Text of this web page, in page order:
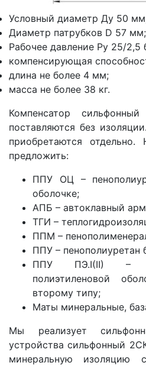
Условный диаметр Ду 50
Диаметр патрубков D 57 мм;
Рабочее давление Ру 25/
компенсирующая
длина не более 4 мм;
масса не более 38 кг.
Компенсатор сильфонный
поставляются без
приобретаются
предложить:
ППУ ОЦ –
оболочке;
АПБ – автоклавный
ТГИ –
ППМ –
ППУ – пенополиуретан
ППУ ПЭ.I(II) –
полиэтиленовой
второму типу;
Маты минеральные,
Мы реализует
устройства сильфонный
минеральную изоляцию